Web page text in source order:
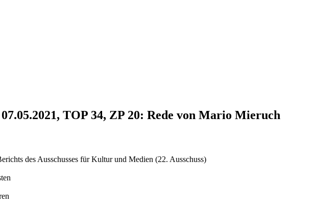
TOP 34, ZP 20: Rede von Mario Mieruch
des Ausschusses für Kultur und Medien (22. Ausschuss)